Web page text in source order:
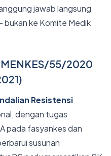
jawab langsung
ke Komite Medik
55/2020
Resistensi
dengan tugas
pada fasyankes dan
susunan